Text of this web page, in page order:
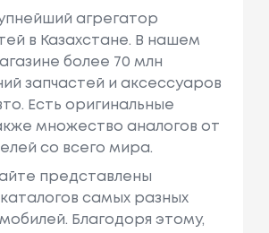
агрегатор
в Казахстане. В нашем
более 70 млн
запчастей и аксессуаров
Есть оригинальные
множество аналогов от
со всего мира.
представлены
самых разных
Благодоря этому,